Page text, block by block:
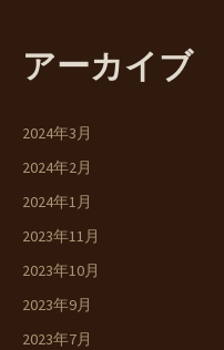
アーカイブ
2024年3月
2024年2月
2024年1月
2023年11月
2023年10月
2023年9月
2023年7月